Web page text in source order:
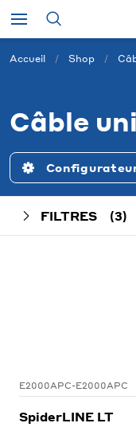
Accueil Shop
Câble
FILTRES (3)
E2000APC-E2000APC
SpiderLINE LT